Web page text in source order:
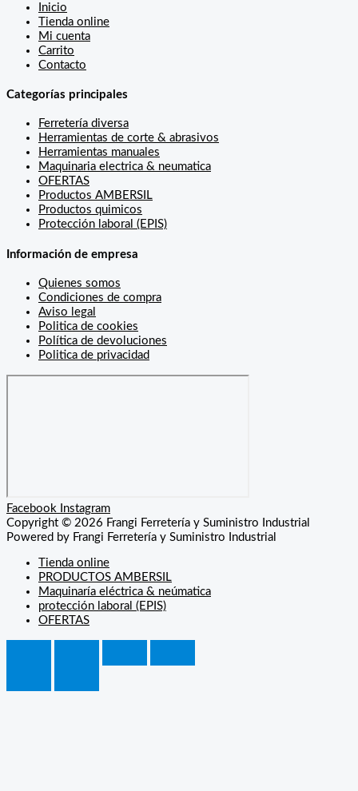
Inicio
Tienda online
Mi cuenta
Carrito
Contacto
Categorías principales
Ferretería diversa
Herramientas de corte & abrasivos
Herramientas manuales
Maquinaria electrica & neumatica
OFERTAS
Productos AMBERSIL
Productos quimicos
Protección laboral (EPIS)
Información de empresa
Quienes somos
Condiciones de compra
Aviso legal
Politica de cookies
Política de devoluciones
Politica de privacidad
Facebook
Instagram
Copyright © 2026 Frangi Ferretería y Suministro Industrial
Powered by Frangi Ferretería y Suministro Industrial
Tienda online
PRODUCTOS AMBERSIL
Maquinaría eléctrica & neúmatica
protección laboral (EPIS)
OFERTAS